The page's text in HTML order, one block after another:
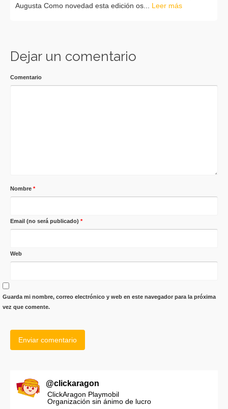
Augusta Como novedad esta edición os... Leer más
Dejar un comentario
Comentario
Nombre *
Email (no será publicado) *
Web
Guarda mi nombre, correo electrónico y web en este navegador para la próxima
vez que comente.
@clickaragon
ClickAragon Playmobil
Organización sin ánimo de lucro